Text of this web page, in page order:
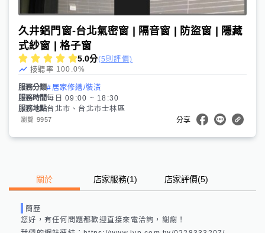
久井鋁門窗-台北氣密窗 | 隔音窗 | 防盜窗 | 隱藏
式紗窗 | 格子窗
5.0分(5則評價)
接聽率 100.0%
服務分類#居家修繕/裝潢
服務時間每日 09:00 ~ 18:30
服務地點台北市、台北市士林區
瀏覽 9957 分享
關於 店家服務(1) 店家評價(5)
簡歷
您好，有任何問題都歡迎直接來電洽詢，謝謝！